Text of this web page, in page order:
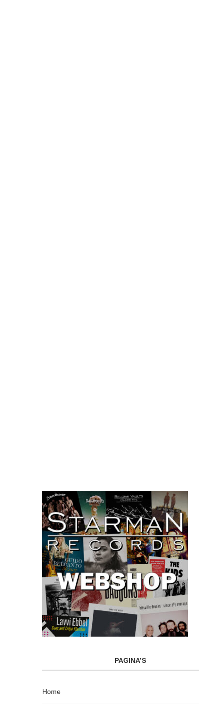
PAGINA’S
Home